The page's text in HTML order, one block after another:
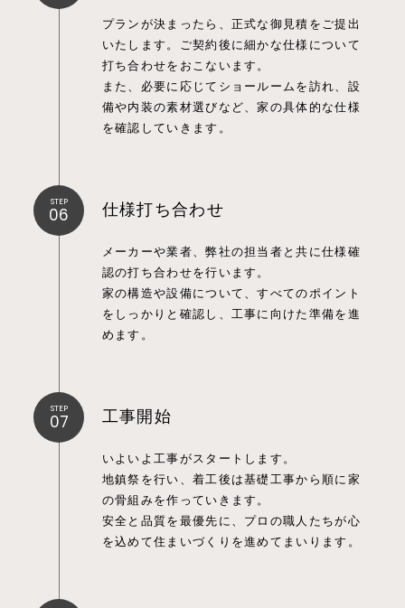
プランが決まったら、正式な御見積をご提出
いたします。ご契約後に細かな仕様について
打ち合わせをおこないます。
また、必要に応じてショールームを訪れ、設
備や内装の素材選びなど、家の具体的な仕様
を確認していきます。
STEP
06 仕様打ち合わせ
メーカーや業者、弊社の担当者と共に仕様確
認の打ち合わせを行います。
家の構造や設備について、すべてのポイント
をしっかりと確認し、工事に向けた準備を進
めます。
STEP
07 工事開始
いよいよ工事がスタートします。
地鎮祭を行い、着工後は基礎工事から順に家
の骨組みを作っていきます。
安全と品質を最優先に、プロの職人たちが心
を込めて住まいづくりを進めてまいります。